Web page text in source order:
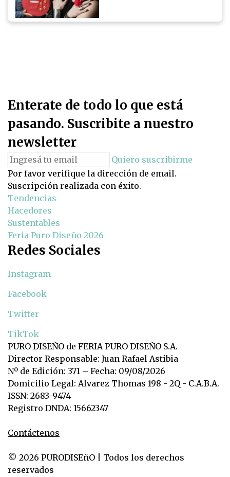
Enterate de todo lo que está
pasando. Suscribite a nuestro
newsletter
Quiero suscribirme
Por favor verifique la dirección de email.
Suscripción realizada con éxito.
Tendencias
Hacedores
Sustentables
Feria Puro Diseño 2026
Redes Sociales
Instagram
Facebook
Twitter
TikTok
PURO DISEÑO de FERIA PURO DISEÑO S.A.
Director Responsable: Juan Rafael Astibia
Nº de Edición: 371 – Fecha: 09/08/2026
Domicilio Legal: Alvarez Thomas 198 - 2Q - C.A.B.A.
ISSN: 2683-9474
Registro DNDA: 15662347
Contáctenos
© 2026 PURODISEñO | Todos los derechos
reservados